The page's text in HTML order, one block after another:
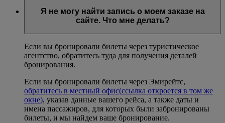
Я не могу найти запись о моем заказе на
сайте. Что мне делать?
Если вы бронировали билеты через туристическое
агентство, обратитесь туда для получения деталей
бронирования.
Если вы бронировали билеты через Эмирейтс,
обратитесь в местный офис(ссылка откроется в том же
окне), указав данные вашего рейса, а также даты и
имена пассажиров, для которых были забронированы
билеты, и мы найдем ваше бронирование.